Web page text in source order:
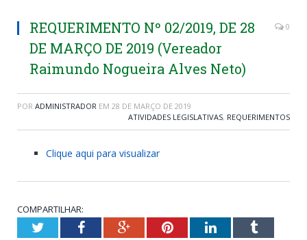
REQUERIMENTO Nº 02/2019, DE 28
DE MARÇO DE 2019 (Vereador
Raimundo Nogueira Alves Neto)
0
POR ADMINISTRADOR EM 28 DE MARÇO DE 2019
ATIVIDADES LEGISLATIVAS, REQUERIMENTOS
Clique aqui para visualizar
COMPARTILHAR:
TwitterFacebookGoogle+PinterestLinkedInTumblr